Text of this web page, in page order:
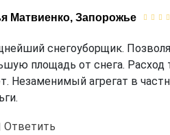
Матвиенко, Запорожье
снегоуборщик.
площадь от снега. Расход
Незаменимый агрегат в
Ответить